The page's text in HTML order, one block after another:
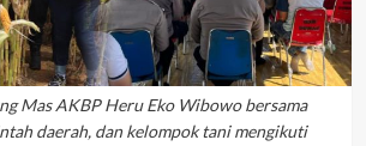
Mas AKBP Heru Eko Wibowo bersama
daerah, dan kelompok tani mengikuti